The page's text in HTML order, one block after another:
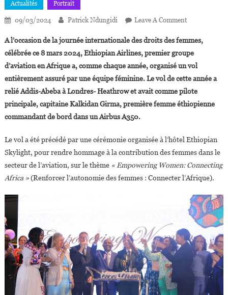
Actualités Portrait
09/03/2024 Patrick Ndungidi Leave A CommentOn
Airlines :
Capitaine
Kalkidan
Girma
À
La
Vol
Entièrement
A l’occasion de la journée internationale des droits des femmes,
célébrée ce 8 mars 2024, Ethiopian Airlines, premier groupe
d’aviation en Afrique a, comme chaque année, organisé un vol
entièrement assuré par une équipe féminine. Le vol de cette année a
relié Addis-Abeba à Londres- Heathrow et avait comme pilote
principale, capitaine Kalkidan Girma, première femme éthiopienne
commandant de bord dans un Airbus A350.
Le vol a été précédé par une cérémonie organisée à l’hôtel Ethiopian
Skylight, pour rendre hommage à la contribution des femmes dans le
secteur de l’aviation, sur le thème « Empowering Women: Connecting
Africa »(Renforcer l’autonomie des femmes : Connecter l’Afrique).